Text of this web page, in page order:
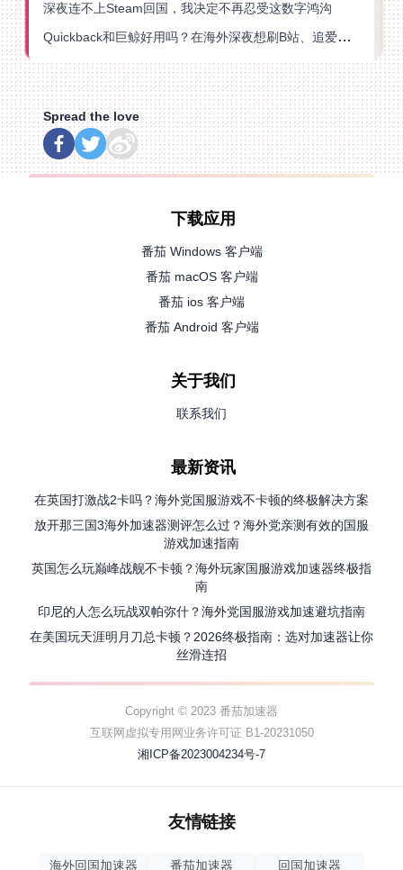
深夜连不上Steam回国，我决定不再忍受这数字鸿沟
Quickback和巨鲸好用吗？在海外深夜想刷B站、追爱奇艺的你，或许正需要这份答案
Spread the love
下载应用
番茄 Windows 客户端
番茄 macOS 客户端
番茄 ios 客户端
番茄 Android 客户端
关于我们
联系我们
最新资讯
在英国打激战2卡吗？海外党国服游戏不卡顿的终极解决方案
放开那三国3海外加速器测评怎么过？海外党亲测有效的国服
游戏加速指南
英国怎么玩巅峰战舰不卡顿？海外玩家国服游戏加速器终极指
南
印尼的人怎么玩战双帕弥什？海外党国服游戏加速避坑指南
在美国玩天涯明月刀总卡顿？2026终极指南：选对加速器让你
丝滑连招
Copyright © 2023 番茄加速器
互联网虚拟专用网业务许可证 B1-20231050
湘ICP备2023004234号-7
友情链接
海外回国加速器 番茄加速器 回国加速器